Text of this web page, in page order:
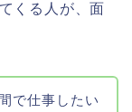
くる人が、面
で仕事したい